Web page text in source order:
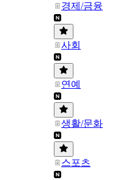
경제/금융
사회
연예
생활/문화
스포츠